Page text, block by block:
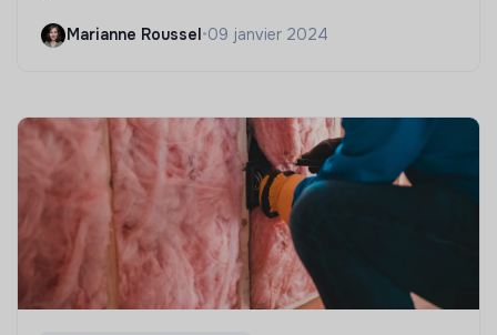
Marianne Roussel •09 janvier 2024